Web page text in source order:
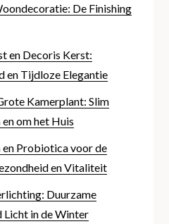
De Finishing
en Decoris Kerst:
en Tijdloze Elegantie
Kamerplant: Slim
om het Huis
Probiotica voor de
en Vitaliteit
Duurzame
Licht in de Winter